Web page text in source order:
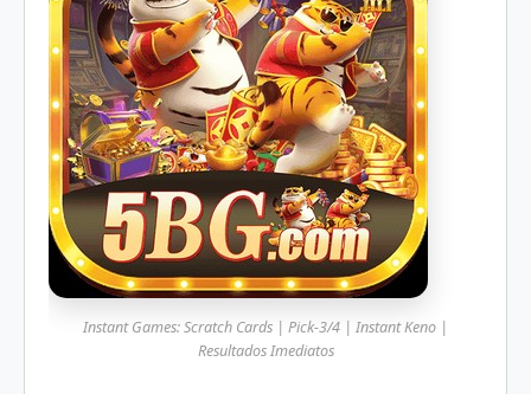
Instant Games: Scratch Cards | Pick-3/4 | Instant Keno |
Resultados Imediatos